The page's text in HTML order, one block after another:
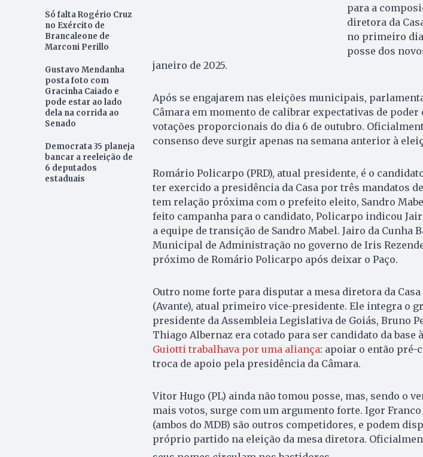
Só falta Rogério Cruz
no Exército de
Brancaleone de
Marconi Perillo
Gustavo Mendanha
posta foto com
Gracinha Caiado e
pode estar ao lado
dela na corrida ao
Senado
Democrata 35 planeja
bancar a reeleição de
6 deputados
estaduais
para a
diretora da
no primeiro
posse dos
janeiro de 2025.
Após se engajarem nas eleições municipais,
Câmara em momento de calibrar expectativas de poder
votações proporcionais do dia 6 de outubro.
consenso deve surgir apenas na semana anterior à
Romário Policarpo (PRD), atual presidente, é o
ter exercido a presidência da Casa por três mandatos
tem relação próxima com o prefeito eleito, Sandro
feito campanha para o candidato, Policarpo indicou
a equipe de transição de Sandro Mabel. Jairo da Cunha
Municipal de Administração no governo de Iris
próximo de Romário Policarpo após deixar o Paço.
Outro nome forte para disputar a mesa diretora da
(Avante), atual primeiro vice-presidente. Ele integra o
presidente da Assembleia Legislativa de Goiás, Bruno
Thiago Albernaz era cotado para ser candidato da base
Guiotti trabalhava por uma aliança: apoiar o então pré-
troca de apoio pela presidência da Câmara.
Vitor Hugo (PL) ainda não tomou posse, mas, sendo o
mais votos, surge com um argumento forte. Igor
(ambos do MDB) são outros competidores, e podem
próprio partido na eleição da mesa diretora.